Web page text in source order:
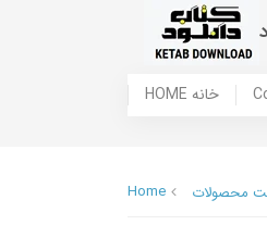
HOME خانه
Home محصولات